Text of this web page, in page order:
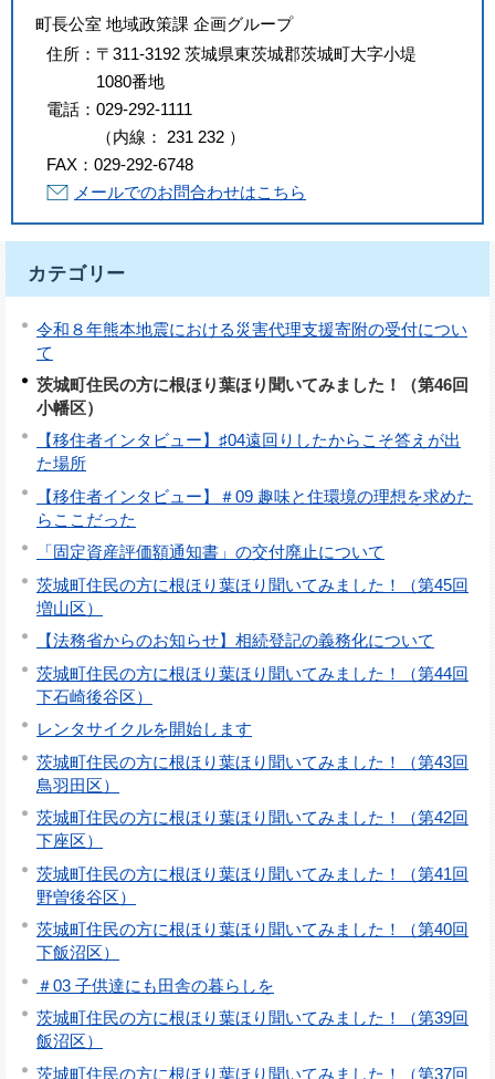
町長公室 地域政策課 企画グループ
住所： 〒311-3192 茨城県東茨城郡茨城町大字小堤
1080番地
電話： 029-292-1111
（内線 ： 231 232 ）
FAX： 029-292-6748
メールでのお問合わせはこちら
カテゴリー
令和８年熊本地震における災害代理支援寄附の受付につい
て
茨城町住民の方に根ほり葉ほり聞いてみました！（第46回
小幡区）
【移住者インタビュー】♯04遠回りしたからこそ答えが出
た場所
【移住者インタビュー】＃09 趣味と住環境の理想を求めた
らここだった
「固定資産評価額通知書」の交付廃止について
茨城町住民の方に根ほり葉ほり聞いてみました！（第45回
増山区）
【法務省からのお知らせ】相続登記の義務化について
茨城町住民の方に根ほり葉ほり聞いてみました！（第44回
下石崎後谷区）
レンタサイクルを開始します
茨城町住民の方に根ほり葉ほり聞いてみました！（第43回
鳥羽田区）
茨城町住民の方に根ほり葉ほり聞いてみました！（第42回
下座区）
茨城町住民の方に根ほり葉ほり聞いてみました！（第41回
野曽後谷区）
茨城町住民の方に根ほり葉ほり聞いてみました！（第40回
下飯沼区）
＃03 子供達にも田舎の暮らしを
茨城町住民の方に根ほり葉ほり聞いてみました！（第39回
飯沼区）
茨城町住民の方に根ほり葉ほり聞いてみました！（第37回